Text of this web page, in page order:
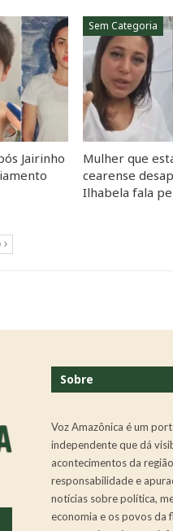
Jairinho
Sem Categoria
Mulher que
cearense
Ilhabela fala
Sobre
Voz Amazônica é um
independente que dá
acontecimentos da
responsabilidade e
notícias sobre política,
economia e os povos da